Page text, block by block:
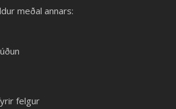
meðal annars:
felgur